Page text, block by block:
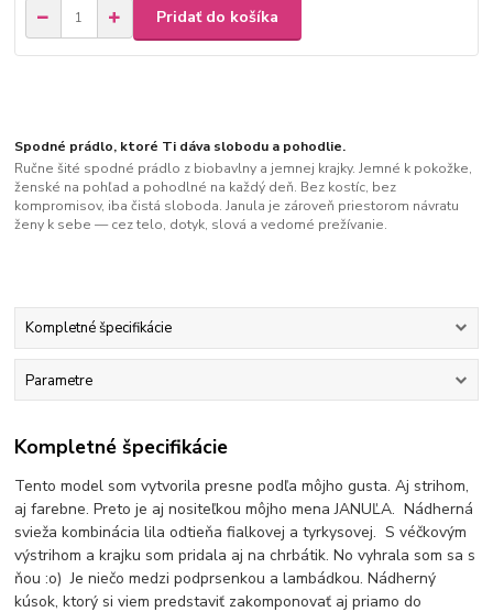
Pridať do košíka
Spodné prádlo, ktoré Ti dáva slobodu a pohodlie.
Ručne šité spodné prádlo z biobavlny a jemnej krajky. Jemné k pokožke,
ženské na pohľad a pohodlné na každý deň. Bez kostíc, bez
kompromisov, iba čistá sloboda. Janula je zároveň priestorom návratu
ženy k sebe — cez telo, dotyk, slová a vedomé prežívanie.
Kompletné špecifikácie
Parametre
Kompletné špecifikácie
Tento model som vytvorila presne podľa môjho gusta. Aj strihom,
aj farebne. Preto je aj nositeľkou môjho mena JANUĽA. Nádherná
svieža kombinácia lila odtieňa fialkovej a tyrkysovej. S véčkovým
výstrihom a krajku som pridala aj na chrbátik. No vyhrala som sa s
ňou :o) Je niečo medzi podprsenkou a lambádkou. Nádherný
kúsok, ktorý si viem predstaviť zakomponovať aj priamo do